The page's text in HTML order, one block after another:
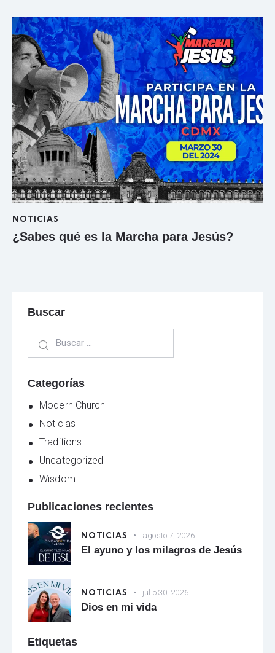
NOTICIAS
¿Sabes qué es la Marcha para Jesús?
Buscar
Categorías
Modern Church
Noticias
Traditions
Uncategorized
Wisdom
Publicaciones recientes
NOTICIAS agosto 7, 2026
El ayuno y los milagros de Jesús
NOTICIAS julio 30, 2026
Dios en mi vida
Etiquetas